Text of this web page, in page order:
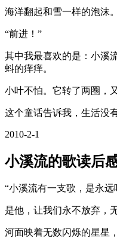
海洋翻起和雪一样的泡沫
“前进！”
其中我最喜欢的是：小溪
蚪的痒痒。
小叶不怕。它转了两圈，
这个童话告诉我，生活没
2010-2-1
小溪流的歌读后
“小溪流有一支歌，是永
是他，让我们永不放弃，
河面映着无数闪烁的星星